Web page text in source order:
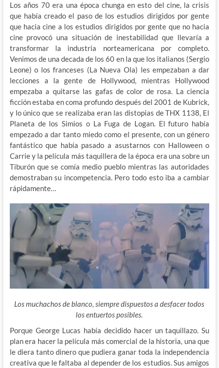
Los años 70 era una época chunga en esto del cine, la crisis
que había creado el paso de los estudios dirigidos por gente
que hacia cine a los estudios dirigidos por gente que no hacia
cine provocó una situación de inestabilidad que llevaría a
transformarla industria norteamericana por completo.
Venimos de una decada de los 60 en la que los italianos (Sergio
Leone) o los franceses (La Nueva Ola) les empezaban a dar
lecciones a la gente de Hollywood, mientras Hollywood
empezaba a quitarse las gafas de color de rosa. La ciencia
ficción estaba en coma profundo después del 2001 de Kubrick,
y lo único que se realizaba eran las distopias de THX 1138, El
Planeta de los Simios o La Fuga de Logan. El futuro había
empezado a dar tanto miedo como el presente, con un género
fantástico que había pasado a asustarnos con Halloween o
Carrie y la película más taquillera de la época era una sobre un
Tiburón que se comía medio pueblo mientras las autoridades
demostraban su incompetencia. Pero todo esto iba a cambiar
rápidamente…
Los muchachos de blanco, siempre dispuestos a desfacer todos
los entuertos posibles.
Porque George Lucas había decidido hacer un taquillazo. Su
plan era hacer la película más comercial de la historia, una que
le diera tanto dinero que pudiera ganar toda la independencia
creativa que le faltaba al depender de los estudios. Sus amigos